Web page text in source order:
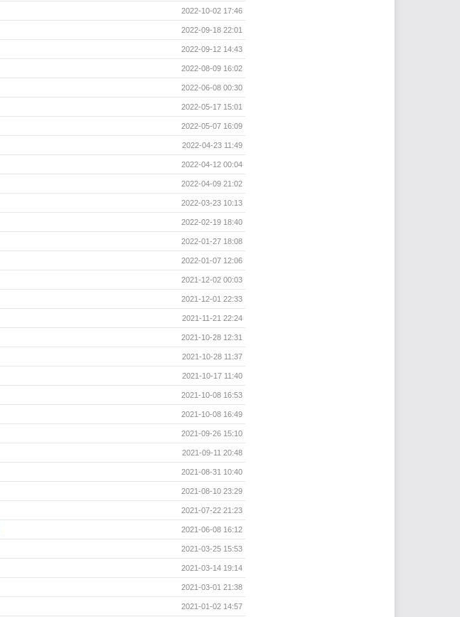
2022-10-02 17:46
2022-09-18 22:01
2022-09-12 14:43
2022-08-09 16:02
2022-06-08 00:30
2022-05-17 15:01
2022-05-07 16:09
2022-04-23 11:49
2022-04-12 00:04
2022-04-09 21:02
2022-03-23 10:13
2022-02-19 18:40
2022-01-27 18:08
2022-01-07 12:06
2021-12-02 00:03
2021-12-01 22:33
2021-11-21 22:24
2021-10-28 12:31
2021-10-28 11:37
2021-10-17 11:40
2021-10-08 16:53
2021-10-08 16:49
2021-09-26 15:10
2021-09-11 20:48
2021-08-31 10:40
2021-08-10 23:29
2021-07-22 21:23
2021-06-08 16:12
2021-03-25 15:53
2021-03-14 19:14
2021-03-01 21:38
2021-01-02 14:57